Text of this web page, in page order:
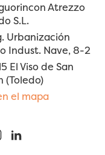
Atrezzo
S.L.
Urbanización
Indust. Nave, 8-2
El Viso de San
(Toledo)
el mapa
Instagram